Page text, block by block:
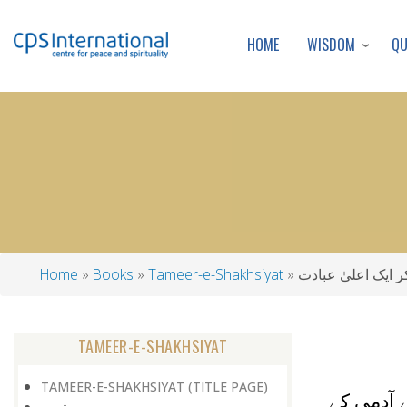
HOME WISDOM
Home Books Tameer-e-Shakhsiyat ایک اعلیٰ عبادت
TAMEER-E-SHAKHSIYAT
TAMEER-E-SHAKHSIYAT (TITLE PAGE)
آدمی کے